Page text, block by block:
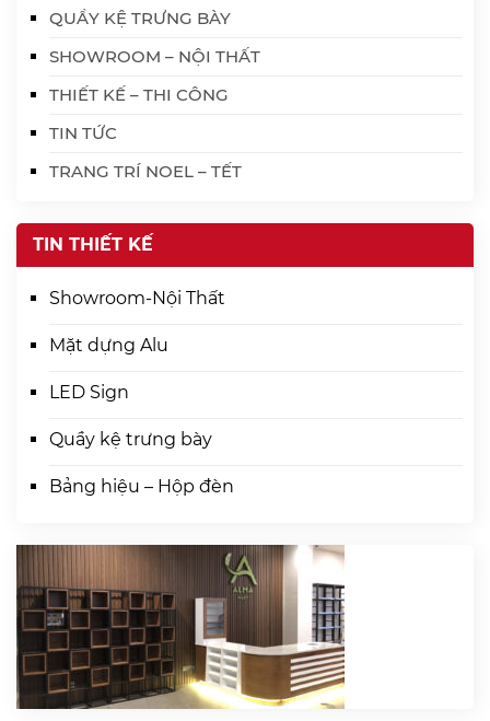
QUẦY KỆ TRƯNG BÀY
SHOWROOM – NỘI THẤT
THIẾT KẾ – THI CÔNG
TIN TỨC
TRANG TRÍ NOEL – TẾT
TIN THIẾT KẾ
Showroom-Nội Thất
Mặt dựng Alu
LED Sign
Quầy kệ trưng bày
Bảng hiệu – Hộp đèn